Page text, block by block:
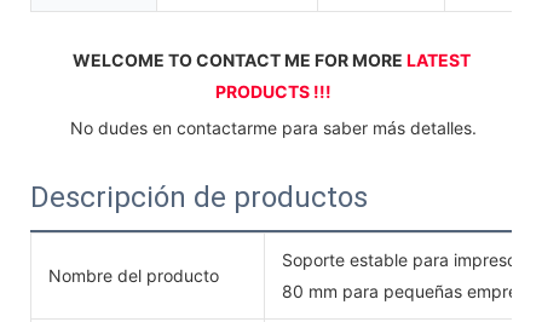
WELCOME TO CONTACT ME FOR MORE LATEST
PRODUCTS !!!
No dudes en contactarme para saber más detalles.
Descripción de productos
Nombre del producto
Soporte estable para
80 mm para pequeñas